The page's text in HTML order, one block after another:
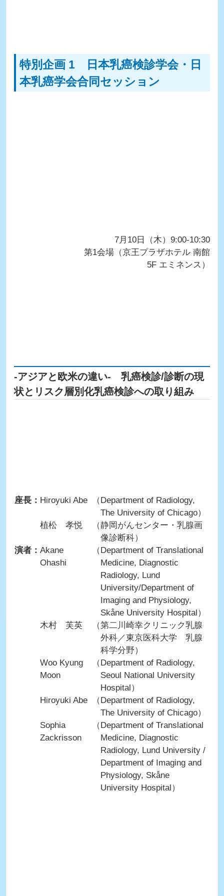
特別企画 1 日本乳癌検診学会・日
本乳癌学会合同セッション
7月10日（木）9:00-10:30
第1会場（京王プラザホテル 南館
5F エミネンス）
-アジアと欧米の違い- 乳癌検診/診断の現
状とリスク層別化乳癌検診への取り組み
座長： Hiroyuki Abe
（Department of Radiology,
The University of Chicago）
植松 孝悦
（静岡がんセンター・乳腺画
像診断科）
演者： Akane
Ohashi
（Department of Translational
Medicine, Diagnostic
Radiology, Lund
University/Department of
Imaging and Physiology,
Skåne University Hospital）
木村 芙英
（第二川崎幸クリニック乳腺
外科／東京医科大学 乳腺
科学分野）
Woo Kyung
Moon
（Department of Radiology,
Seoul National University
Hospital）
Hiroyuki Abe
（Department of Radiology,
The University of Chicago）
Sophia
Zackrisson
（Department of Translational
Medicine, Diagnostic
Radiology, Lund University /
Department of Imaging and
Physiology, Skåne
University Hospital）